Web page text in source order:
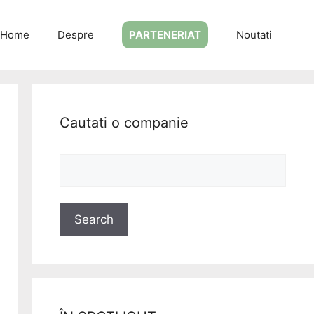
Home Despre PARTENERIAT Noutati
Cautati o companie